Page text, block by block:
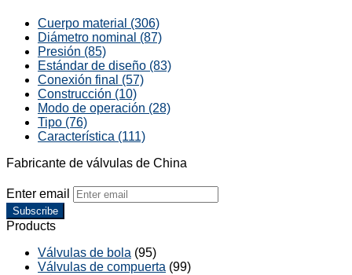
Cuerpo material (306)
Diámetro nominal (87)
Presión (85)
Estándar de diseño (83)
Conexión final (57)
Construcción (10)
Modo de operación (28)
Tipo (76)
Característica (111)
Fabricante de válvulas de China
Enter email
Subscribe
Products
Válvulas de bola (95)
Válvulas de compuerta (99)